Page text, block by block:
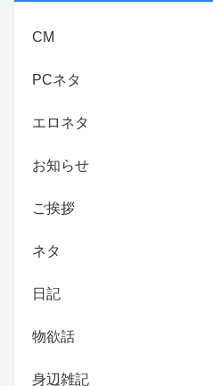
CM
PCネタ
エロネタ
お知らせ
ご挨拶
ネタ
日記
物欲話
身辺雑記